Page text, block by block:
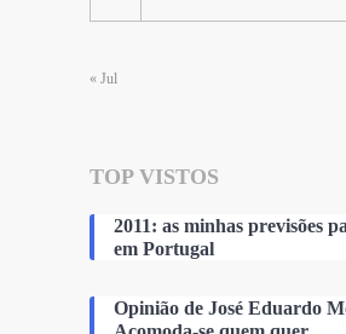
« Jul
TOP VISTOS
2011: as minhas previsões
em Portugal
Opinião de José Eduardo